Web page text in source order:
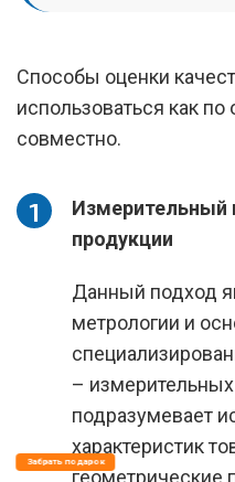
Способы оценки
использоваться как по
совместно.
Измерительный
продукции
Данный подход
метрологии и
–
подразумевает
характеристик
геометрические
Забрать подарок